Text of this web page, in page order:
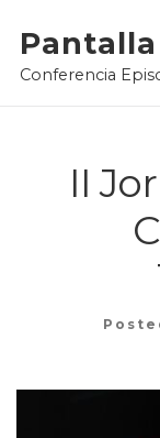
content
Conferencia
II